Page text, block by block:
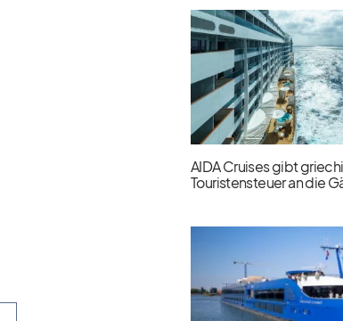
AIDA Cruises gibt
Touristensteuer an die